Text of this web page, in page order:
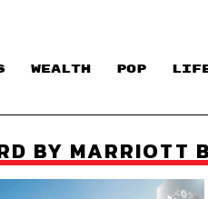
WEALTH POP
BY MARRIOTT